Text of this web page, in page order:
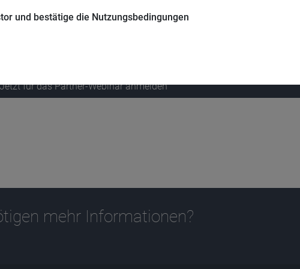
auch die Teilfreistellungsregelung zukünftig wieder stärker bei
Jetzt für das Partner-Webinar anmelden
mehr Informationen?
und bestätige die Nutzungsbedingungen